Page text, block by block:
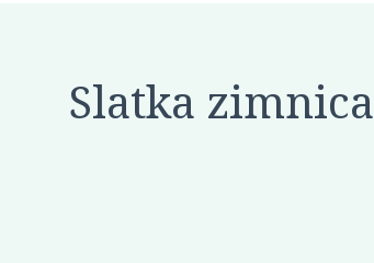
Slatka zimnica